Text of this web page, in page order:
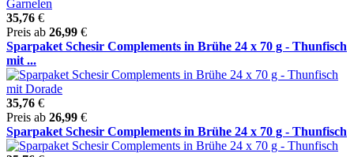
35,76 €
Preis ab 26,99 €
Sparpaket Schesir Complements in Brühe 24 x 70 g - Thunfisch
mit ...
35,76 €
Preis ab 26,99 €
Sparpaket Schesir Complements in Brühe 24 x 70 g - Thunfisch